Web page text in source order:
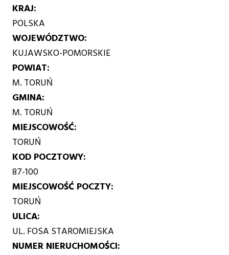
KRAJ
POLSKA
WOJEWÓDZTWO
KUJAWSKO-POMORSKIE
POWIAT
M. TORUŃ
GMINA
M. TORUŃ
MIEJSCOWOŚĆ
TORUŃ
KOD POCZTOWY
87-100
MIEJSCOWOŚĆ POCZTY
TORUŃ
ULICA
UL. FOSA STAROMIEJSKA
NUMER NIERUCHOMOŚCI